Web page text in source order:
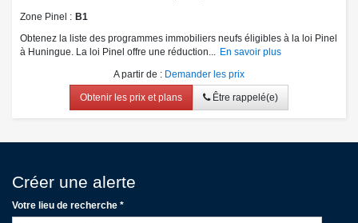
Zone Pinel
B1
Obtenez la liste des programmes immobiliers neufs éligibles à la loi Pinel
à Huningue. La loi Pinel offre une réduction...
En savoir plus
A partir de : Demander les prix
Obtenir les prix et plans Être rappelé(e)
Créer une alerte
Votre lieu de recherche *